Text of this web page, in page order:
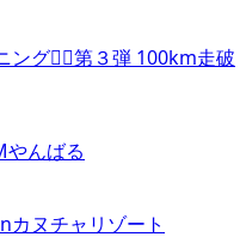
ング🚴‍♀️第３弾 100km走破
やんばる
カヌチャリゾート